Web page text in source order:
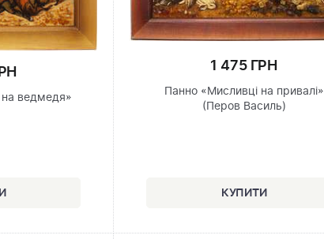
на ведмедя»
1 475 ГРН
Панно «Мисливці на привалі»
(Перов Василь)